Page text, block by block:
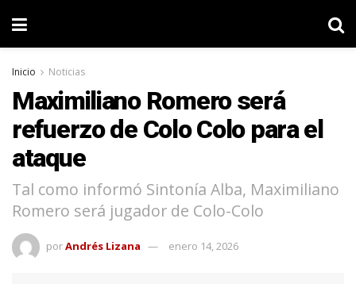
Inicio Noticias
Maximiliano Romero será
refuerzo de Colo Colo para el
ataque
Tal como informó Sintonía Alba, Maximiliano
Romero será jugador de Colo-Colo
porAndrés Lizana enero 14, 2026